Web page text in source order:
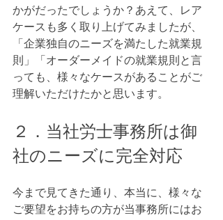
かがだったでしょうか？あえて、レア
ケースも多く取り上げてみましたが、
「企業独自のニーズを満たした就業規
則」「オーダーメイドの就業規則と言
っても、様々なケースがあることがご
理解いただけたかと思います。
２．当社労士事務所は御
社のニーズに完全対応
今まで見てきた通り、本当に、様々な
ご要望をお持ちの方が当事務所にはお